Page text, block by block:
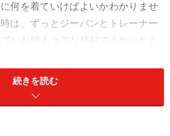
に何を着ていけばよいかわかりませ
は、ずっとジーパンとトレーナー
いた時もラフな格好でよかったん
る友人に尋ねて、打ち合わせの前
を購入。また名刺入れも購入しま
続きを読む